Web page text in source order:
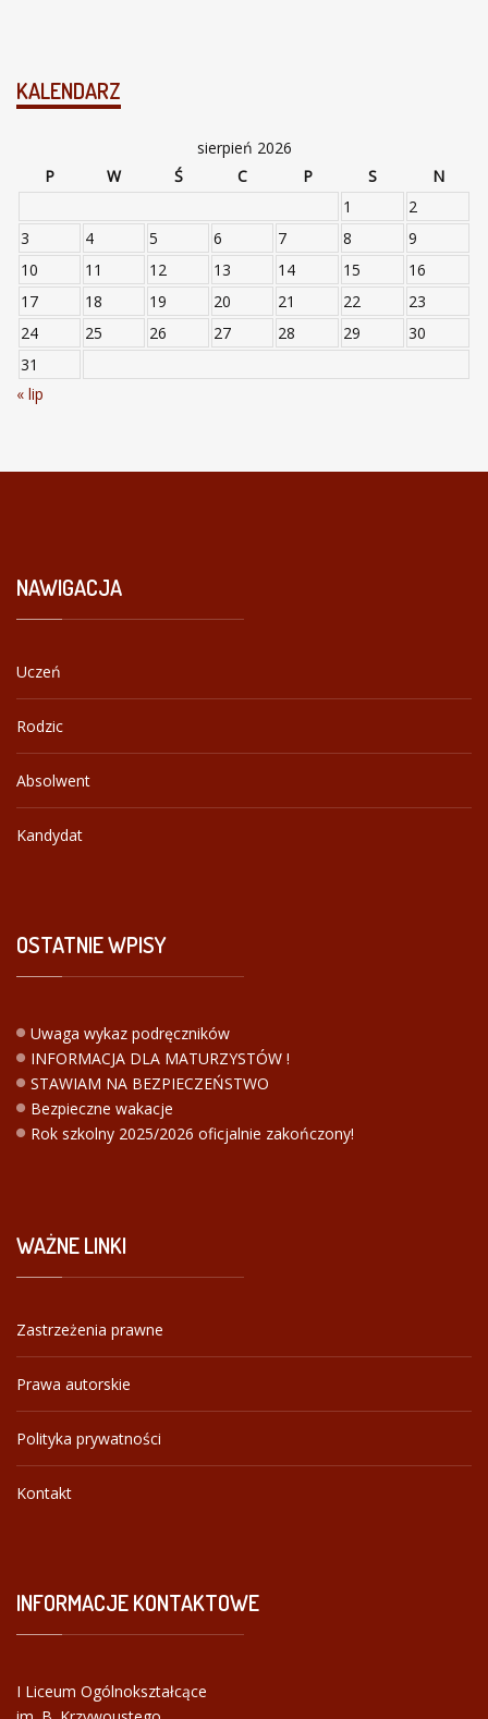
KALENDARZ
sierpień 2026
P
W Ś C P S
N
1
2
3
4 5 6 7 8
9
10
11 12 13 14 15
16
17
18 19 20 21 22
23
24
25 26 27 28 29
30
31
« lip
NAWIGACJA
Uczeń
Rodzic
Absolwent
Kandydat
OSTATNIEWPISY
Uwaga wykaz podręczników
INFORMACJA DLA MATURZYSTÓW !
STAWIAM NA BEZPIECZEŃSTWO
Bezpieczne wakacje
Rok szkolny 2025/2026 oficjalnie zakończony!
WAŻNELINKI
Zastrzeżenia prawne
Prawa autorskie
Polityka prywatności
Kontakt
INFORMACJEKONTAKTOWE
I Liceum Ogólnokształcące